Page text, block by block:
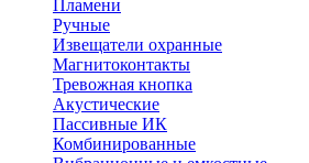
Пламени
Ручные
Извещатели охранные
Магнитоконтакты
Тревожная кнопка
Акустические
Пассивные ИК
Комбинированные